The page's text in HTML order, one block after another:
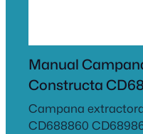
Manual
Constructa
Campana
CD688860